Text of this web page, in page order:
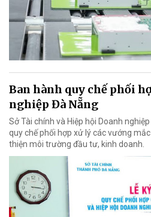
Ban hành quy chế phối
nghiệp Đà Nẵng
Sở Tài chính và Hiệp hội Doanh
quy chế phối hợp xử lý các vướng
thiện môi trường đầu tư, kinh doanh.